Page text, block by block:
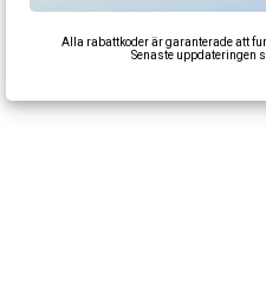
Alla rabattkoder är garanterade att
Senaste uppdateringen